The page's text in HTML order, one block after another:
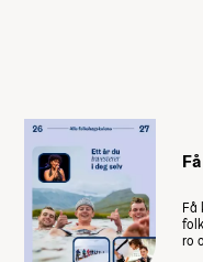
Summen du
Få
ro